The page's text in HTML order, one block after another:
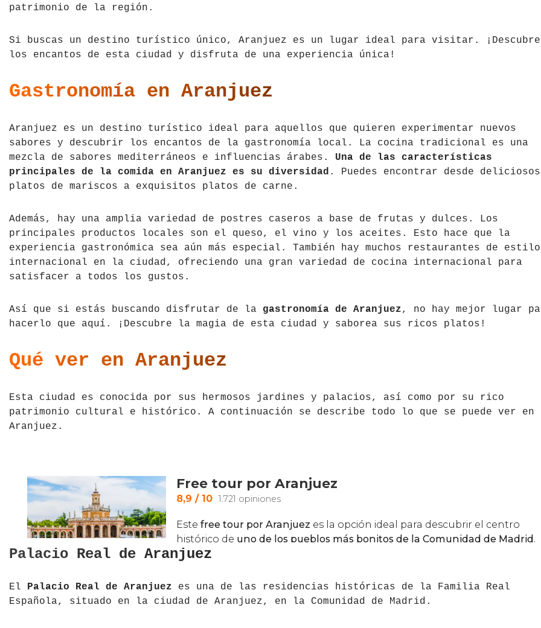
patrimonio de la región.
Si buscas un destino turístico único, Aranjuez es un lugar ideal para visitar. ¡Descubre
los encantos de esta ciudad y disfruta de una experiencia única!
Gastronomía en Aranjuez
Aranjuez es un destino turístico ideal para aquellos que quieren experimentar nuevos
sabores y descubrir los encantos de la gastronomía local. La cocina tradicional es una
mezcla de sabores mediterráneos e influencias árabes. Una de las características
principales de la comida en Aranjuez es su diversidad . Puedes encontrar desde deliciosos
platos de mariscos a exquisitos platos de carne.
Además, hay una amplia variedad de postres caseros a base de frutas y dulces. Los
principales productos locales son el queso, el vino y los aceites. Esto hace que la
experiencia gastronómica sea aún más especial. También hay muchos restaurantes de estilo
internacional en la ciudad, ofreciendo una gran variedad de cocina internacional para
satisfacer a todos los gustos.
Así que si estás buscando disfrutar de la gastronomía de Aranjuez, no hay mejor lugar
hacerlo que aquí. ¡Descubre la magia de esta ciudad y saborea sus ricos platos!
Qué ver en Aranjuez
Esta ciudad es conocida por sus hermosos jardines y palacios, así como por su rico
patrimonio cultural e histórico. A continuación se describe todo lo que se puede ver en
Aranjuez.
Palacio Real de Aranjuez
El Palacio Real de Aranjuez es una de las residencias históricas de la Familia Real
Española, situado en la ciudad de Aranjuez, en la Comunidad de Madrid.